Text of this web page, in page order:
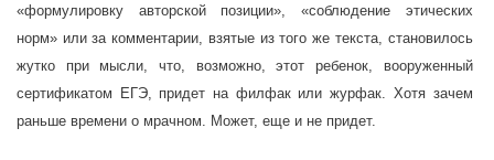
«формулировку авторской позиции», «соблюдение этических
норм» или за комментарии, взятые из того же текста, становилось
жутко при мысли, что, возможно, этот ребенок, вооруженный
сертификатом ЕГЭ, придет на филфак или журфак. Хотя зачем
раньше времени о мрачном. Может, еще и не придет.